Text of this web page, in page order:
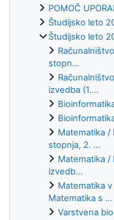
POMOČ
Študijsko leto
Študijsko leto
stopn...
izvedba (1....
Matematika /
stopnja, 2. ...
Matematika /
izvedb...
Matematika
Matematika s ...
Varstvena